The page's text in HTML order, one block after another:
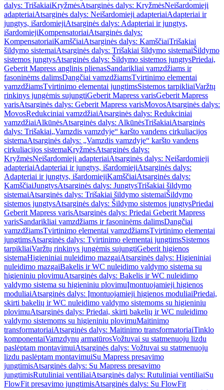
dalys: TrišakiaiKryžmėsAtsarginės dalys: KryžmėsNeišardomieji
adapteriaiAtsarginės dalys: Neišardomieji adapteriaiAdapteriai ir
jungtys, išardomiejiAtsarginės dalys: Adapteriai ir jungtys,
išardomiejiKompensatoriaiAtsarginės dalys:
KompensatoriaiKamščiaiAtsarginės dalys: KamščiaiTrišakiai
šildymo sistemaiAtsarginės dalys: Trišakiai šildymo sistemaiŠildymo
sistemos jungtysAtsarginės dalys: Šildymo sistemos jungtysPriedai,
Geberit Mapress anglinis plienasSandarikliai vamzdžiams ir
fasoninėms dalimsDangčiai vamzdžiamsTvirtinimo elementai
vamzdžiamsTvirtinimo elementai jungtimsSistemos tarpikliaiVaržtų
rinkinys jungėmis sujungtiGeberit Mapress varisGeberit Mapress
varisAtsarginės dalys: Geberit Mapress varisMovosAtsarginės dalys:
MovosRedukciniai vamzdžiaiAtsarginės dalys: Redukciniai
vamzdžiaiAlkūnėsAtsarginės dalys: AlkūnėsTrišakiaiAtsarginės
dalys: Trišakiai„Vamzdis vamzdyje“ karšto vandens cirkuliacijos
sistemaAtsarginės dalys: „Vamzdis vamzdyje“ karšto vandens
cirkuliacijos sistemaKryžmėsAtsarginės dalys:
KryžmėsNeišardomieji adapteriaiAtsarginės dalys: Neišardomieji
adapteriaiAdapteriai ir jungtys, išardomiejiAtsarginės dalys:
Adapteriai ir jungtys, išardomiejiKamščiaiAtsarginės dalys:
KamščiaiJungtysAtsarginės dalys: JungtysTrišakiai šildymo
sistemaiAtsarginės dalys: Trišakiai šildymo sistemaiŠildymo
sistemos jungtysAtsarginės dalys: Šildymo sistemos jungtysPriedai
Geberit Mapress varisAtsarginės dalys: Priedai Geberit Mapress
varisSandarikliai vamzdžiams ir fasoninėms dalimsDangčiai
vamzdžiamsTvirtinimo elementai vamzdžiamsTvirtinimo elementai
jungtimsAtsarginės dalys: Tvirtinimo elementai jungtimsSistemos
tarpikliaiVaržtų rinkinys jungėmis sujungtiGeberit higienos
sistemaHigieniniai nuleidimo mazgaiAtsarginės dalys: Higieniniai
nuleidimo mazgaiBakelis ir WC nuleidimo valdymo sistema su
higieniniu plovimuAtsarginės dalys: Bakelis ir WC nuleidimo
valdymo sistema su higieniniu plovimuĮmontuojamieji higienos
moduliaiAtsarginės dalys: Įmontuojamieji higienos moduliaiPriedai,
skirti bakelių ir WC nuleidimo valdymo sistemoms su higieniniu
plovimuAtsarginės dalys: Priedai, skirti bakelių ir WC nuleidimo
valdymo sistemoms su higieniniu plovimuMaitinimo
transformatoriaiAtsarginės dalys: Maitinimo transformatoriaiTinklo
komponentaiVamzdynų armatūrosVožtuvai su statmenuoju lizdu
paslėptam montavimuiAtsarginės dalys: Vožtuvai su statmenuoju
lizdu paslėptam montavimuiSu Mapress presavimo
jungtimisAtsarginės dalys: Su Mapress presavimo
jungtimisRutuliniai ventiliaiAtsarginės dalys: Rutuliniai ventiliaiSu
FlowFit presavimo jungtimisAtsarginės dalys: Su FlowFit